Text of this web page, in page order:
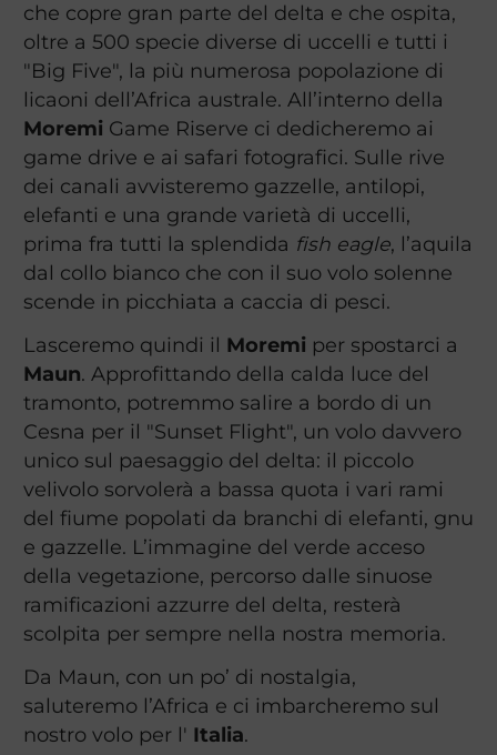
che copre gran parte del delta e che ospita,
oltre a 500 specie diverse di uccelli e tutti i
"Big Five", la più numerosa popolazione di
licaoni dell’Africa australe. All’interno della
MoremiGame Riserve ci dedicheremo ai
game drive e ai safari fotografici. Sulle rive
dei canali avvisteremo gazzelle, antilopi,
elefanti e una grande varietà di uccelli,
prima fra tutti la splendida fish eagle, l’aquila
dal collo bianco che con il suo volo solenne
scende in picchiata a caccia di pesci.
Lasceremo quindi il Moremiper spostarci a
Maun. Approfittando della calda luce del
tramonto, potremmo salire a bordo di un
Cesna per il "Sunset Flight", un volo davvero
unico sul paesaggio del delta: il piccolo
velivolo sorvolerà a bassa quota i vari rami
del fiume popolati da branchi di elefanti, gnu
e gazzelle. L’immagine del verde acceso
della vegetazione, percorso dalle sinuose
ramificazioni azzurre del delta, resterà
scolpita per sempre nella nostra memoria.
Da Maun, con un po’ di nostalgia,
saluteremo l’Africa e ci imbarcheremo sul
nostro volo per l' Italia.